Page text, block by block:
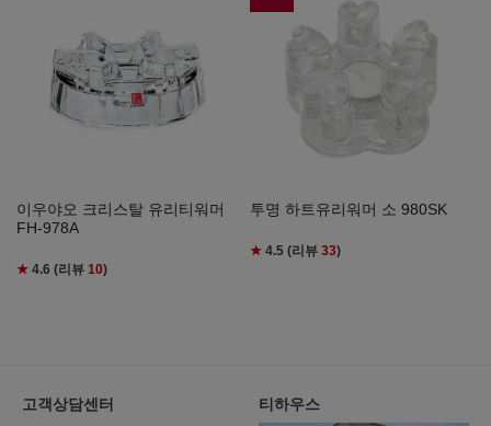
이우야오 크리스탈 유리티워머
FH-978A
★ 4.6 (리뷰 10)
투명 하트유리워머 소 980SK
★ 4.5 (리뷰33)
고객상담센터 티하우스